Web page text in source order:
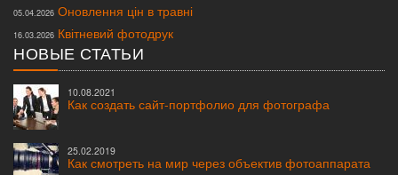
05.04.2026 Оновлення цін в травні
16.03.2026 Квітневий фотодрук
НОВЫЕ СТАТЬИ
10.08.2021
Как создать сайт-портфолио для фотографа
25.02.2019
Как смотреть на мир через объектив фотоаппарата